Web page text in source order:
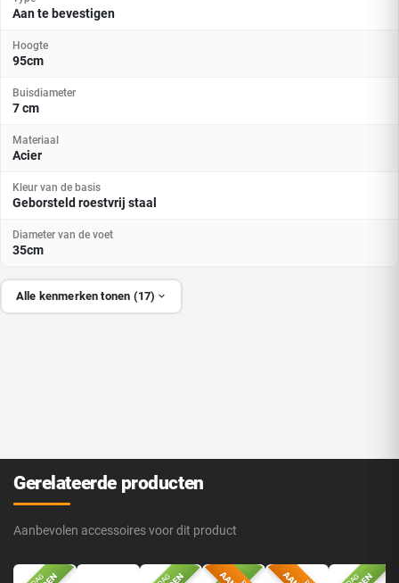
Aan te bevestigen
Hoogte
95cm
Buisdiameter
7 cm
Materiaal
Acier
Kleur van de basis
Geborsteld roestvrij staal
Diameter van de voet
35cm
Alle kenmerken tonen (17)
Gerelateerde producten
Aanbevolen accessoires voor dit product